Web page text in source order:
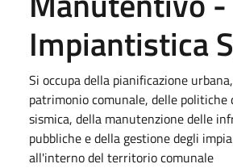
Impiantistica
Si occupa della pianificazione
patrimonio comunale, delle politiche
sismica, della manutenzione delle
pubbliche e della gestione degli
all'interno del territorio comunale